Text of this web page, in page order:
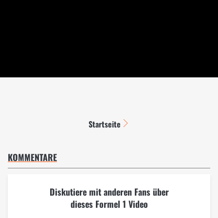
Startseite
KOMMENTARE
Diskutiere mit anderen Fans über
dieses Formel 1 Video